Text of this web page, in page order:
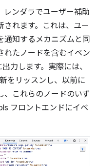
レンダラでユーザー補助
れます。これは、ユー
知するメカニズムと同
れたノードを含むイベン
力します。実際には、
をリッスンし、以前に
、これらのノードのいず
フロントエンドにイベ